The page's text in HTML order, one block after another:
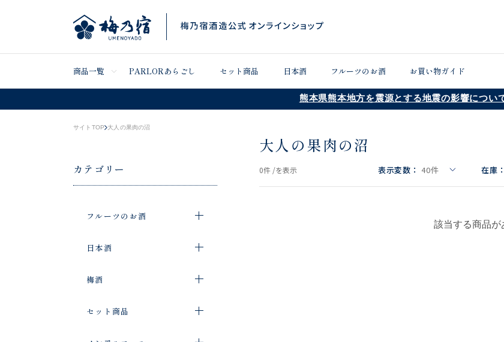
商品一覧 PARLORあらごし セット商品 日本酒 フルーツのお酒 お買い物ガイド
熊本県熊本地方を震源とする地震の影響につい
サイトTOP 大人の果肉の沼
カテゴリー
フルーツのお酒
日本酒
梅酒
セット商品
大人の果肉の沼
0件 /を表示 表示変数： 40件 在庫：
該当する商品が